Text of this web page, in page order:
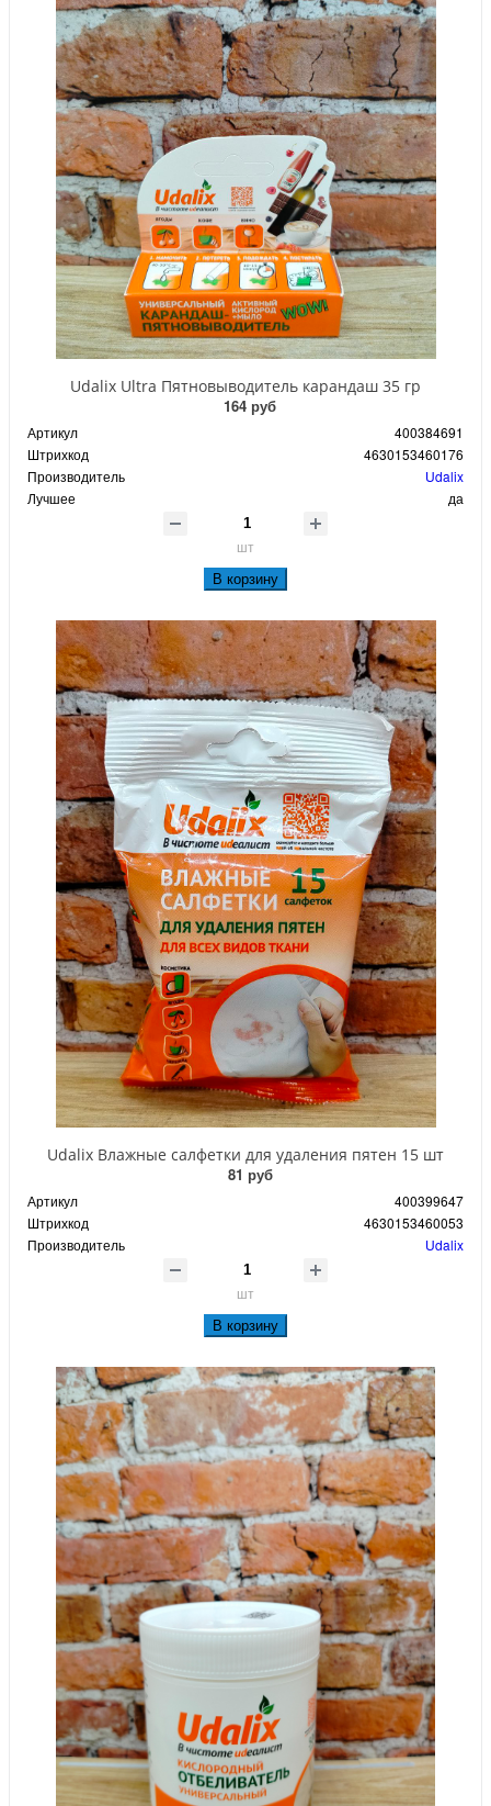
Udalix Ultra Пятновыводитель карандаш 35 гр
164 руб
Артикул
400384691
Штрихкод
4630153460176
Производитель
Udalix
Лучшее
да
шт
В корзину
Udalix Влажные салфетки для удаления пятен 15 шт
81 руб
Артикул
400399647
Штрихкод
4630153460053
Производитель
Udalix
шт
В корзину